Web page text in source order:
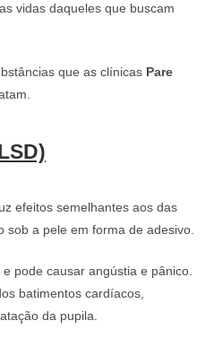
vidas daqueles que buscam
que as clínicas Pare
efeitos semelhantes aos das
sob a pele em forma de adesivo.
pode causar angústia e pânico.
batimentos cardíacos,
da pupila.